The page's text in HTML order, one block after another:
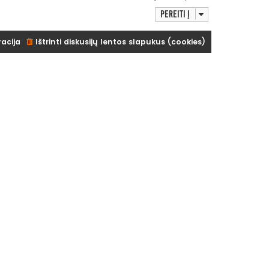
Pereiti į
Ištrinti diskusijų lentos slapukus (cookies)